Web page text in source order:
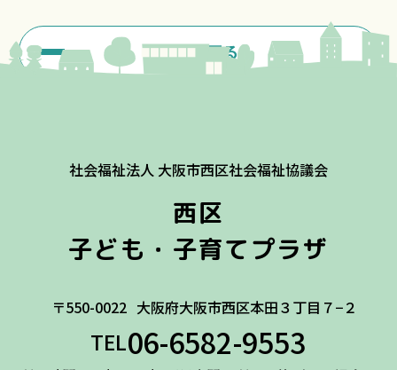
一覧に戻る
社会福祉法人 大阪市西区社会福祉協議会
西区
子ども・子育てプラザ
〒550-0022 大阪府大阪市西区本田３丁目７−２
TEL06-6582-9553